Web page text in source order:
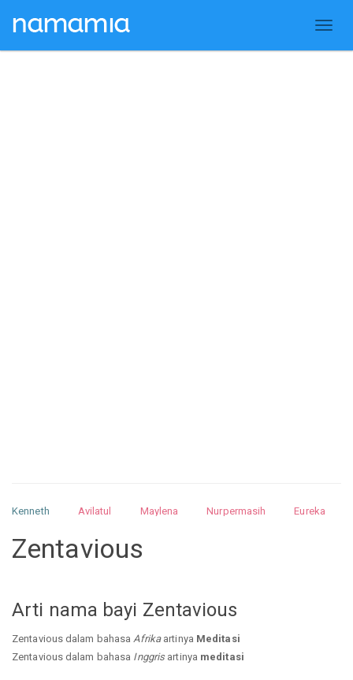
Kenneth Avilatul Maylena Nurpermasih
Eureka
Nurhilman
Pathin Muhalis
Zentavious
Arti nama bayi Zentavious
Zentavious dalam bahasa Afrikaartinya Meditasi
Zentavious dalam bahasa Inggrisartinya meditasi